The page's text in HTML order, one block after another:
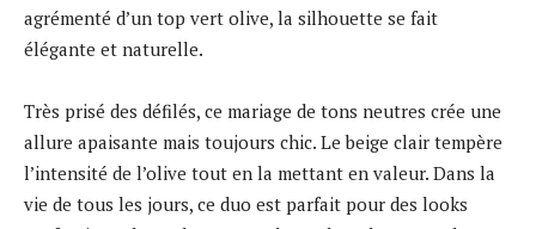
agrémenté d’un top vert olive, la silhouette se fait
élégante et naturelle.
Très prisé des défilés, ce mariage de tons neutres crée une
allure apaisante mais toujours chic. Le beige clair tempère
l’intensité de l’olive tout en la mettant en valeur. Dans la
vie de tous les jours, ce duo est parfait pour des looks